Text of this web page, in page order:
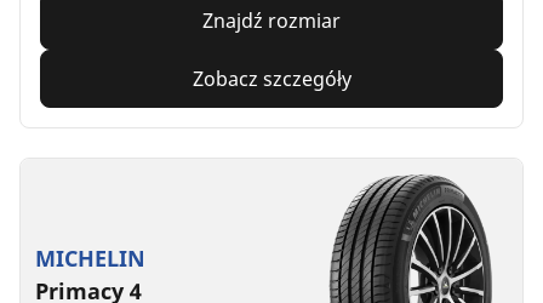
Znajdź rozmiar
Zobacz szczegóły
MICHELIN
Primacy 4